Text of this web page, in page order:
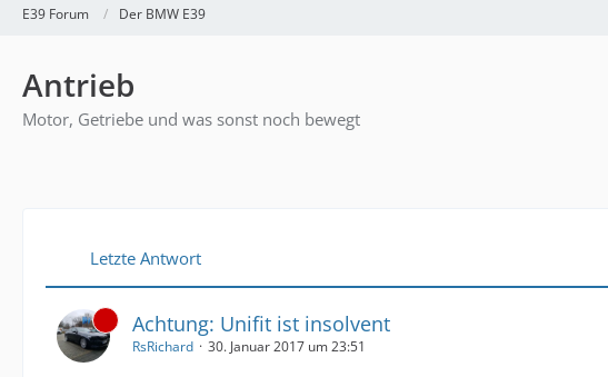
E39 Forum Der BMW E39
Antrieb
Motor, Getriebe und was sonst noch bewegt
Letzte Antwort
Achtung: Unifit ist insolvent
RsRichard 30. Januar 2017 um 23:51